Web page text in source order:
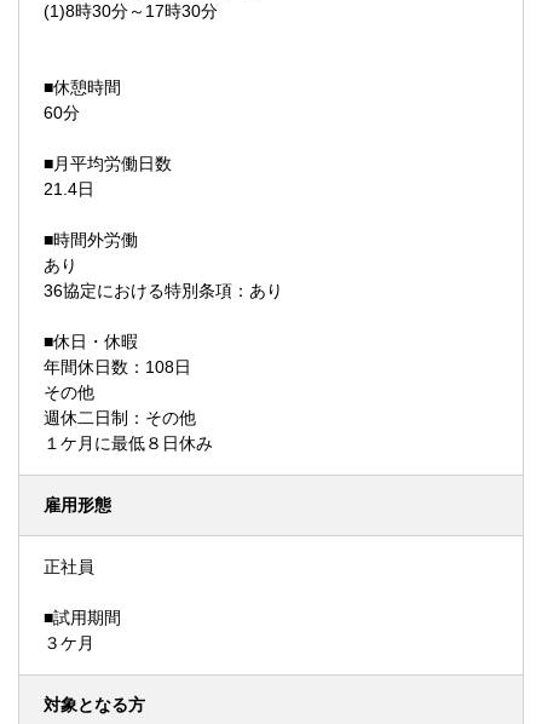
(1)8時30分～17時30分
■休憩時間
60分
■月平均労働日数
21.4日
■時間外労働
あり
36協定における特別条項：あり
■休日・休暇
年間休日数：108日
その他
週休二日制：その他
１ケ月に最低８日休み
雇用形態
正社員
■試用期間
３ケ月
対象となる方